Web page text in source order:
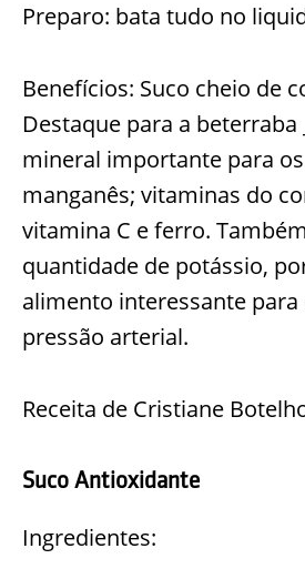
Preparo: bata tudo no
Benefícios: Suco cheio de
Destaque para a beterraba
mineral importante para
manganês; vitaminas do
vitamina C e ferro.
quantidade de potássio,
alimento interessante
pressão arterial.
Receita de Cristiane
Suco Antioxidante
Ingredientes: